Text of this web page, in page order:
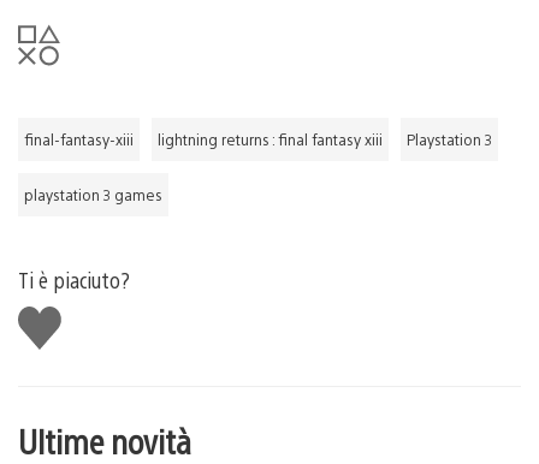
final-fantasy-xiii lightning returns : final fantasy xiii Playstation 3
playstation 3 games
Ti è piaciuto?
Mi
piace
Ultime novità